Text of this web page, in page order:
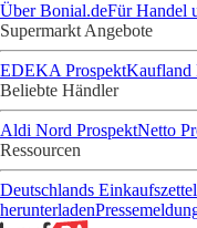
Über Bonial.deFür Handel
Supermarkt Angebote
EDEKA ProspektKaufland
Beliebte Händler
Aldi Nord ProspektNetto
Ressourcen
Deutschlands Einkaufszettel
herunterladen